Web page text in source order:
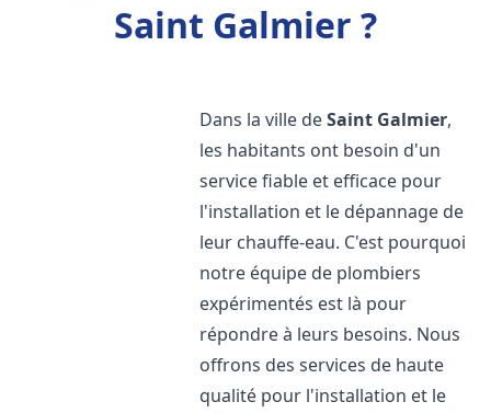
Saint Galmier ?
Dans la ville deSaint Galmier,
les habitants ont besoin d'un
service fiable et efficace pour
l'installation et le dépannage de
leur chauffe-eau. C'est pourquoi
notre équipe de plombiers
expérimentés est là pour
répondre à leurs besoins. Nous
offrons des services de haute
qualité pour l'installation et le